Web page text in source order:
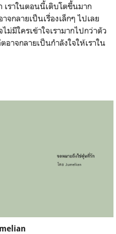
เราในตอนนี้เติบโตขึ้นมาก
กลายเป็นเรื่องเล็กๆ ไปเลย
ม่มีใครเข้าใจเรามากไปกว่าตัว
อาจกลายเป็นกำลังใจให้เราใน